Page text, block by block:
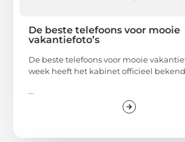
De beste telefoons voor mooie
vakantiefoto’s
De beste telefoons voor mooie
week heeft het kabinet officieel
...